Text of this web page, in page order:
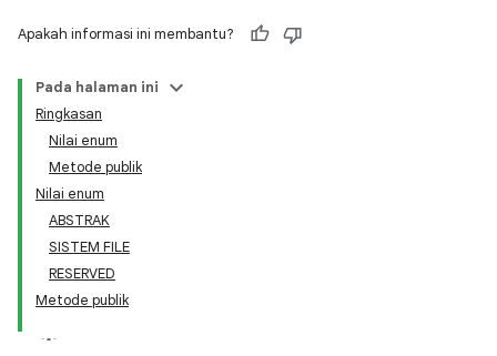
Apakah informasi ini membantu?
Pada halaman ini
Ringkasan
Nilai enum
Metode publik
Nilai enum
ABSTRAK
SISTEM FILE
RESERVED
Metode publik